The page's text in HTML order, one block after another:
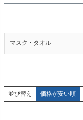
マスク・タオル
並び替え 価格が安い順